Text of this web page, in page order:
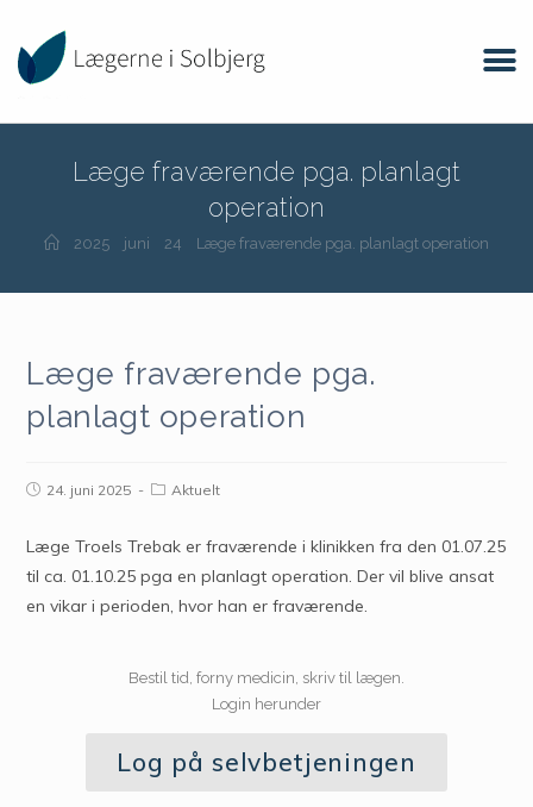
Læge fraværende pga. planlagt
operation
2025 juni 24 Læge fraværende pga. planlagt operation
Læge fraværende pga.
planlagt operation
24. juni 2025 Aktuelt
Læge Troels Trebak er fraværende i klinikken fra den 01.07.25
til ca. 01.10.25 pga en planlagt operation. Der vil blive ansat
en vikar i perioden, hvor han er fraværende.
Bestil tid, forny medicin, skriv til lægen.
Login herunder
Log på selvbetjeningen